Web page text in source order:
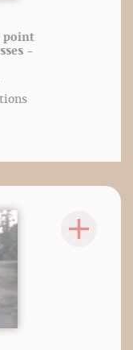
point
-